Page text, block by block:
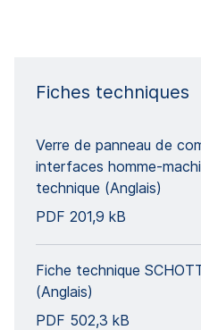
Fiches techniques
Verre de panneau de
interfaces homme-
technique (Anglais)
PDF 201,9 kB
Fiche technique
(Anglais)
PDF 502,3 kB